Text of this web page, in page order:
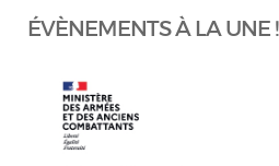
ÉVÈNEMENTS À LA UNE !